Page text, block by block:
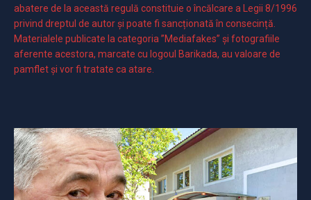
abatere de la această regulă constituie o încălcare a Legii 8/1996
privind dreptul de autor și poate fi sancționată în consecință.
Materialele publicate la categoria ”Mediafakes” și fotografiile
aferente acestora, marcate cu logoul Barikada, au valoare de
pamflet și vor fi tratate ca atare.